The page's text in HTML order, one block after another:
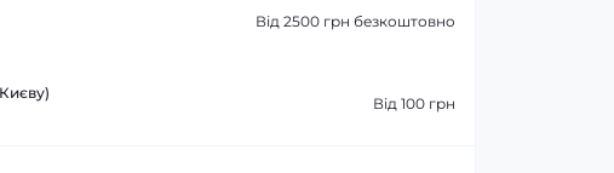
Від 2500 грн безкоштовно
Від 100 грн